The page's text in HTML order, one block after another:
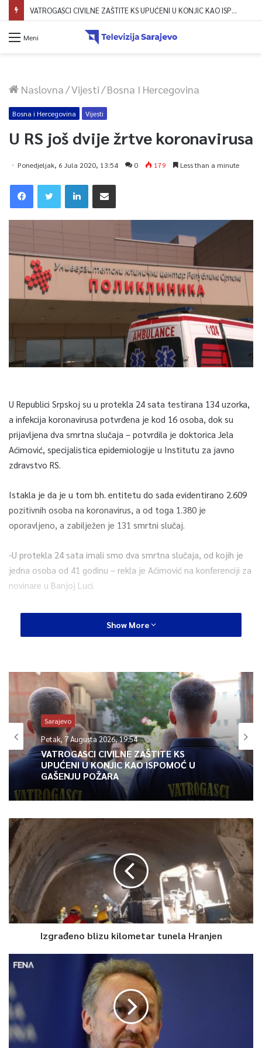
VATROGASCI CIVILNE ZAŠTITE KS UPUĆENI U KONJIC KAO ISPOMOĆ U GAŠENJU POŽARA
Meni
Naslovna/Vijesti/Bosna I Hercegovina
Bosna i Hercegovina Vijesti
U RS još dvije žrtve koronavirusa
Ponedjeljak, 6 Jula 2020, 13:54 0 179 Less than a minute
U Republici Srpskoj su u protekla 24 sata testirana 134 uzorka,
a infekcija koronavirusa potvrđena je kod 16 osoba, dok su
prijavljena dva smrtna slučaja – potvrdila je doktorica Jela
Aćimović, specijalistica epidemiologije u Institutu za javno
zdravstvo RS.
Istakla je da je u tom bh. entitetu do sada evidentirano 2.609
pozitivnih osoba na koronavirus, a od toga 1.380 je
oporavljeno, a zabilježen je 131 smrtni slučaj.
-U protekla 24 sata imali smo dva smrtna slučaja, od kojih je
jedna osoba od 41 godinu – rekla je Aćimović na konferenciji za
novinare u Banjoj Luci.
U bolnicama u RS se liječe 122 osobe, a pet je na respiratorima.
Article Rating
Show More
Sarajevo
Petak, 7 Augusta 2026, 19:54
VATROGASCI CIVILNE ZAŠTITE KS
UPUĆENI U KONJIC KAO ISPOMOĆ U
GAŠENJU POŽARA
Izgrađeno blizu kilometar tunela Hranjen